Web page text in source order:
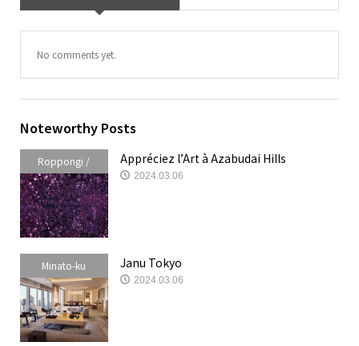
No comments yet.
Noteworthy Posts
Roppongi /
Akasaka /
Azabudai
Appréciez l’Art à Azabudai Hills
2024.03.06
Minato-ku Janu Tokyo
2024.03.06